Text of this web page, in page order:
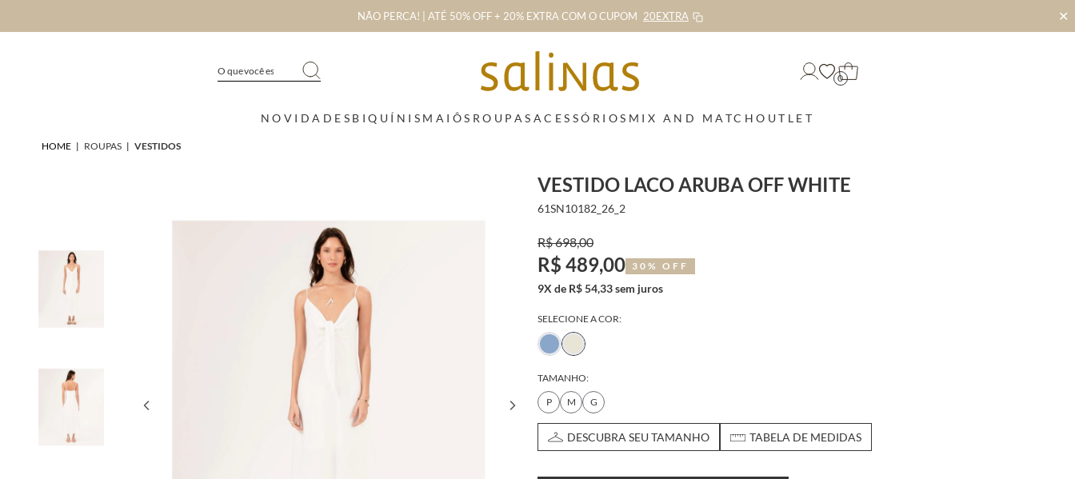
NÃO PERCA! | ATÉ 50% OFF + 20% EXTRA COM O CUPOM 20EXTRA ✕
0
NOVIDADES BIQUÍNIS MAIÔS ROUPAS ACESSÓRIOS MIX AND MATCHOUTLET
HOME | ROUPAS | VESTIDOS
VESTIDO LACO ARUBA OFF WHITE
61SN10182_26_2
R$ 698,00
R$ 489,00 30% OFF
9X de R$ 54,33 sem juros
SELECIONE A COR:
TAMANHO:
P
M G
DESCUBRA SEU TAMANHO TABELA DE MEDIDAS